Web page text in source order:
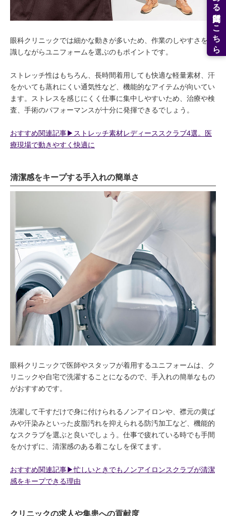
眼科クリニックでは細かな動きが多いため、作業のしやすさを意
識しながらユニフォームを選ぶのもポイントです。
ストレッチ性はもちろん、長時間着用しても快適な軽量素材、汗
をかいても蒸れにくい通気性など、機能的なアイテムが向いてい
ます。ストレスを感じにくく仕事に集中しやすいため、治療や検
査、手術のパフォーマンスが十分に発揮できるでしょう。
おすすめ関連記事▶︎ストレッチ素材レディーススクラブ4選。医
療現場で動きやすく快適に
清潔感をキープする手入れの簡単さ
眼科クリニックで医師やスタッフが着用するユニフォームは、ク
リニックや自宅で洗濯することになるので、手入れの簡単なもの
がおすすめです。
洗濯して干すだけで身に付けられるノンアイロンや、襟元の黄ば
みや汗染みといった皮脂汚れを抑えられる防汚加工など、機能的
なスクラブを選ぶと良いでしょう。仕事で疲れている時でも手間
をかけずに、清潔感のある着こなしを保てます。
おすすめ関連記事▶︎忙しいときでもノンアイロンスクラブが清潔
感をキープできる理由
クリニックの求人や集患への貢献度